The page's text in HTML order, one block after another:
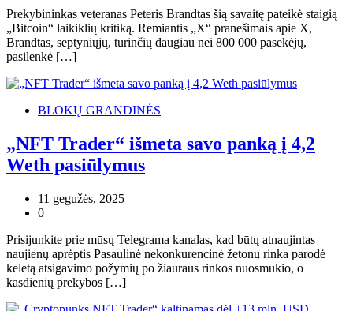
Prekybininkas veteranas Peteris Brandtas šią savaitę pateikė staigią
„Bitcoin“ laikiklių kritiką. Remiantis „X“ pranešimais apie X,
Brandtas, septyniųjų, turinčių daugiau nei 800 000 pasekėjų,
pasilenkė […]
BLOKŲ GRANDINĖS
„NFT Trader“ išmeta savo panką į 4,2
Weth pasiūlymus
11 gegužės, 2025
0
Prisijunkite prie mūsų Telegrama kanalas, kad būtų atnaujintas
naujienų aprėptis Pasaulinė nekonkurencinė žetonų rinka parodė
keletą atsigavimo požymių po žiauraus rinkos nuosmukio, o
kasdienių prekybos […]